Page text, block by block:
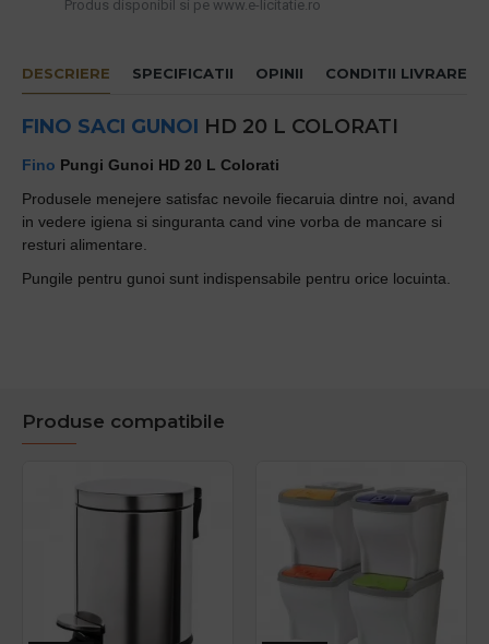
Produs disponibil si pe www.e-licitatie.ro
DESCRIERE SPECIFICATII OPINII CONDITII LIVRARE
FINO SACI GUNOI HD 20 L COLORATI
Fino Pungi Gunoi HD 20 L Colorati
Produsele menejere satisfac nevoile fiecaruia dintre noi, avand
in vedere igiena si singuranta cand vine vorba de mancare si
resturi alimentare.
Pungile pentru gunoi sunt indispensabile pentru orice locuinta.
Produse compatibile